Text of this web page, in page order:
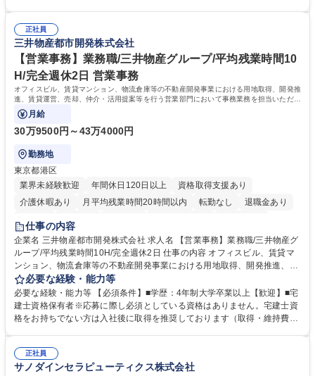
管理 ・福利厚生関連 ・職員からの問合せ、相談対応 ・その他日常の総務
業務全般 募集職種 【東京／文京区】公益財団法人の総務人事業務／年間
休日125日
正社員
三井物産都市開発株式会社
【営業事務】業務職/三井物産グループ/平均残業時間10
H/完全週休2日 営業事務
オフィスビル、賃貸マンション、物流倉庫等の不動産開発事業における用地取得、開発推
進、賃貸運営、売却、仲介・活用提案等を行う営業部門において事務業務を担当いただき
ます。
月給
30万9500円～43万4000円
勤務地
東京都港区
業界未経験歓迎
年間休日120日以上
資格取得支援あり
介護休暇あり
月平均残業時間20時間以内 転勤なし
退職金あり
在宅OK
賞与あり
駅近5分以内
土日祝休み 寮・社宅あり
仕事の内容
企業名 三井物産都市開発株式会社 求人名 【営業事務】業務職/三井物産グ
ループ/平均残業時間10H/完全週休2日 仕事の内容 オフィスビル、賃貸マ
ンション、物流倉庫等の不動産開発事業における用地取得、開発推進、賃
貸運営、売却、仲介・活用提案等を行う営業部門において事務業務を担当
いただきます。 【詳細】・契約書管理、契約書製本、捺印対応、ファイリ
ング、登記簿取得、調書取得・支払業務（各種費用支払、支払管理、請
求・支払データ登録、取引先マスター申請対応）・予算作成及び予実管
の他に担当頂く業務が発生する場合があります。 募集職種 【営業事務】
業務職/三井物産グループ/平均残業時間10H/完全週休2日
必要な経験・能力等
必要な経験・能力等 【必須条件】■学歴：4年制大学卒業以上【歓迎】■宅
建士資格保有者※応募に際し必須としている資格はありません。宅建士資
格をお持ちでない方は入社後に取得を推奨しております（取得・維持費用
ション力がある方。 ・チャレンジを厭わず、粘り強く業務に取り組める
方。多様な関係者と謙虚に信頼関係を構築でき、期限を意識したスケジュ
正社員
サノダインセラピューティクス株式会社